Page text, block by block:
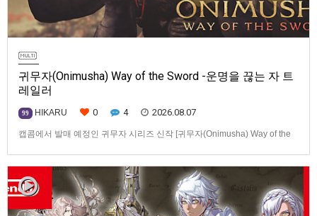
귀무자(Onimusha) Way of the Sword -운명을 끊는 자 트
레일러
99 HIKARU 0 4 2026.08.07
캡콤에서 발매 예정인 귀무자 시리즈 신작 [귀무자(Onimusha) Way of the